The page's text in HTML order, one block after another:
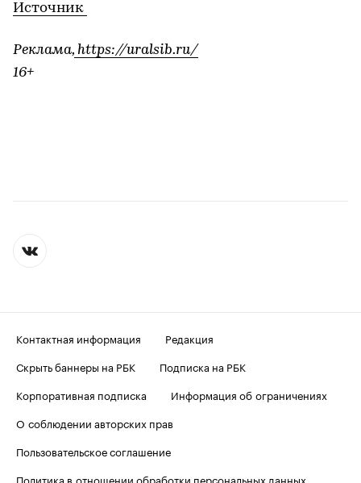
Источник
Реклама, https://uralsib.ru/
16+
Контактная информация
Редакция
Скрыть баннеры на РБК
Подписка на РБК
Корпоративная подписка
Информация об ограничениях
О соблюдении авторских прав
Пользовательское соглашение
Политика в отношении обработки персональных данных